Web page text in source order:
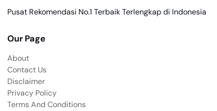
Pusat Rekomendasi No.1 Terbaik Terlengkap di Indonesia
Our Page
About
Contact Us
Disclaimer
Privacy Policy
Terms And Conditions